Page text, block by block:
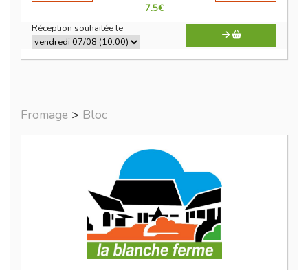
7.5€
Réception souhaitée le
Fromage > Bloc